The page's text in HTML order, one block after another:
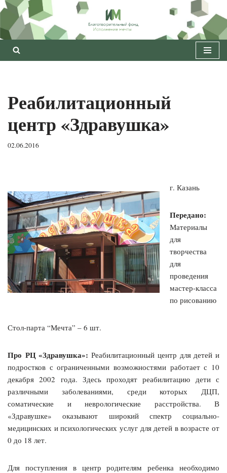
Перейти
к
содержимому
Реабилитационный
центр «Здравушка»
02.06.2016
г. Казань
Передано:
Материалы
для
творчества
для
проведения
мастер-класса
по рисованию
Стол-парта “Мечта” – 6 шт.
Про РЦ «Здравушка»: Реабилитационный центр для детей и
подростков с ограниченными возможностями работает с 10
декабря 2002 года. Здесь проходят реабилитацию дети с
различными заболеваниями, среди которых ДЦП,
соматические и неврологические расстройства. В
«Здравушке» оказывают широкий спектр социально-
медицинских и психологических услуг для детей в возрасте от
0 до 18 лет.
Для поступления в центр родителям ребенка необходимо